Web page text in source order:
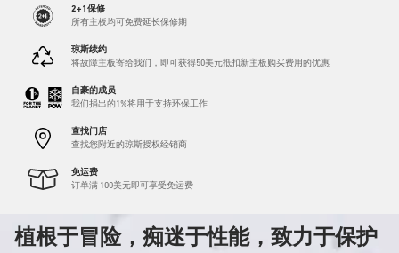
2+1保修
所有主板均可免费延长保修期
琼斯续约
将故障主板寄给我们，即可获得50美元抵扣新主板购买费用的优惠
自豪的成员
我们捐出的1%将用于支持环保工作
查找门店
查找您附近的琼斯授权经销商
免运费
订单满 100美元即可享受免运费
植根于冒险，痴迷于性能，致力于保护